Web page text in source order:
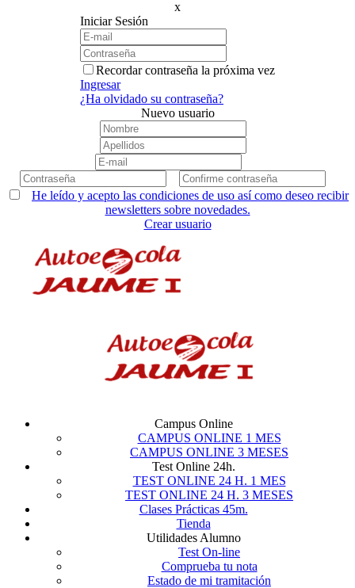
x
Iniciar Sesión
Recordar contraseña la próxima vez
Ingresar
¿Ha olvidado su contraseña?
Nuevo usuario
He leído y acepto las condiciones de uso así como deseo recibir
newsletters sobre novedades.
Crear usuario
Campus Online
CAMPUS ONLINE 1 MES
CAMPUS ONLINE 3 MESES
Test Online 24h.
TEST ONLINE 24 H. 1 MES
TEST ONLINE 24 H. 3 MESES
Clases Prácticas 45m.
Tienda
Utilidades Alumno
Test On-line
Comprueba tu nota
Estado de mi tramitación